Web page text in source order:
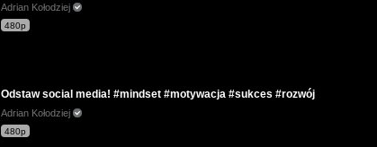
Adrian Kołodziej
480p
Odstaw social media! #mindset #motywacja #sukces #rozwój
Adrian Kołodziej
480p